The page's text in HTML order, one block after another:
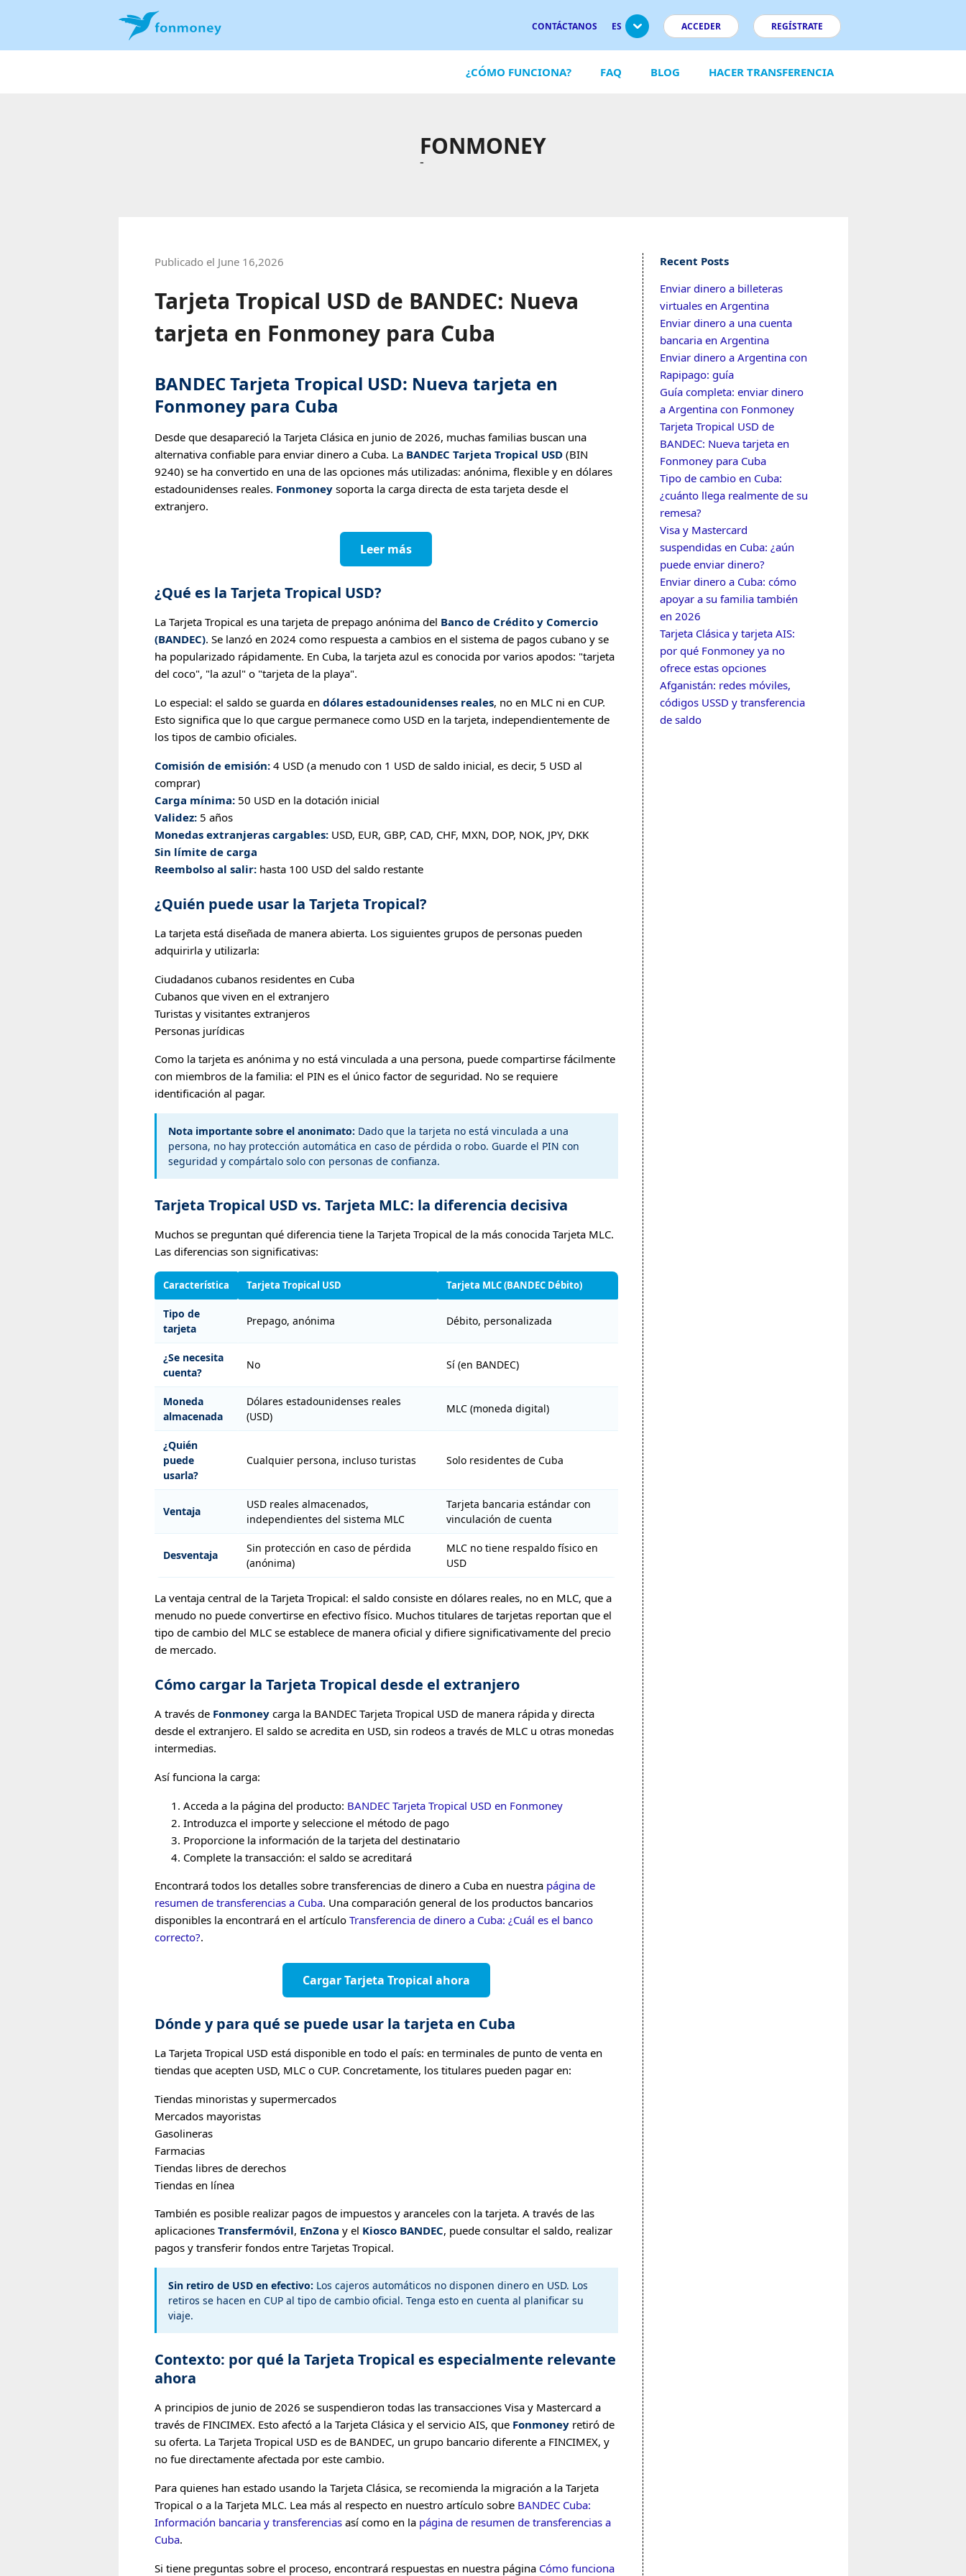
CONTÁCTANOS ES ACCEDER REGÍSTRATE
¿CÓMO FUNCIONA? FAQ BLOG HACER TRANSFERENCIA
FONMONEY
-
Publicado el June 16,2026
Tarjeta Tropical USD de BANDEC: Nueva
tarjeta en Fonmoney para Cuba
BANDEC Tarjeta Tropical USD: Nueva tarjeta en
Fonmoney para Cuba
Desde que desapareció la Tarjeta Clásica en junio de 2026, muchas familias buscan una
alternativa confiable para enviar dinero a Cuba. La BANDEC Tarjeta Tropical USD(BIN
9240) se ha convertido en una de las opciones más utilizadas: anónima, flexible y en dólares
estadounidenses reales. Fonmoneysoporta la carga directa de esta tarjeta desde el
extranjero.
Leer más
¿Qué es la Tarjeta Tropical USD?
La Tarjeta Tropical es una tarjeta de prepago anónima del Banco de Crédito y Comercio
(BANDEC). Se lanzó en 2024 como respuesta a cambios en el sistema de pagos cubano y se
ha popularizado rápidamente. En Cuba, la tarjeta azul es conocida por varios apodos: "tarjeta
del coco", "la azul" o "tarjeta de la playa".
Lo especial: el saldo se guarda en dólares estadounidenses reales, no en MLC ni en CUP.
Esto significa que lo que cargue permanece como USD en la tarjeta, independientemente de
los tipos de cambio oficiales.
Comisión de emisión:4 USD (a menudo con 1 USD de saldo inicial, es decir, 5 USD al
comprar)
Carga mínima:50 USD en la dotación inicial
Validez:5 años
Monedas extranjeras cargables:USD, EUR, GBP, CAD, CHF, MXN, DOP, NOK, JPY, DKK
Sin límite de carga
Reembolso al salir:hasta 100 USD del saldo restante
¿Quién puede usar la Tarjeta Tropical?
La tarjeta está diseñada de manera abierta. Los siguientes grupos de personas pueden
adquirirla y utilizarla:
Ciudadanos cubanos residentes en Cuba
Cubanos que viven en el extranjero
Turistas y visitantes extranjeros
Personas jurídicas
Como la tarjeta es anónima y no está vinculada a una persona, puede compartirse fácilmente
con miembros de la familia: el PIN es el único factor de seguridad. No se requiere
identificación al pagar.
Nota importante sobre el anonimato: Dado que la tarjeta no está vinculada a una
persona, no hay protección automática en caso de pérdida o robo. Guarde el PIN con
seguridad y compártalo solo con personas de confianza.
Tarjeta Tropical USD vs. Tarjeta MLC: la diferencia decisiva
Muchos se preguntan qué diferencia tiene la Tarjeta Tropical de la más conocida Tarjeta MLC.
Las diferencias son significativas:
Característica Tarjeta Tropical USD Tarjeta MLC (BANDEC Débito)
Tipo de
tarjeta
Prepago, anónima Débito, personalizada
¿Se necesita
cuenta?
No Sí (en BANDEC)
Moneda
almacenada
Dólares estadounidenses reales
(USD)
MLC (moneda digital)
¿Quién
puede
usarla?
Cualquier persona, incluso turistas Solo residentes de Cuba
Ventaja
USD reales almacenados,
independientes del sistema MLC
Tarjeta bancaria estándar con
vinculación de cuenta
Desventaja
Sin protección en caso de pérdida
(anónima)
MLC no tiene respaldo físico en
USD
La ventaja central de la Tarjeta Tropical: el saldo consiste en dólares reales, no en MLC, que a
menudo no puede convertirse en efectivo físico. Muchos titulares de tarjetas reportan que el
tipo de cambio del MLC se establece de manera oficial y difiere significativamente del precio
de mercado.
Cómo cargar la Tarjeta Tropical desde el extranjero
A través de Fonmoneycarga la BANDEC Tarjeta Tropical USD de manera rápida y directa
desde el extranjero. El saldo se acredita en USD, sin rodeos a través de MLC u otras monedas
intermedias.
Así funciona la carga:
Acceda a la página del producto: BANDEC Tarjeta Tropical USD en Fonmoney
Introduzca el importe y seleccione el método de pago
Proporcione la información de la tarjeta del destinatario
Complete la transacción: el saldo se acreditará
Encontrará todos los detalles sobre transferencias de dinero a Cuba en nuestra página de
resumen de transferencias a Cuba. Una comparación general de los productos bancarios
disponibles la encontrará en el artículo Transferencia de dinero a Cuba: ¿Cuál es el banco
correcto?.
Cargar Tarjeta Tropical ahora
Dónde y para qué se puede usar la tarjeta en Cuba
La Tarjeta Tropical USD está disponible en todo el país: en terminales de punto de venta en
tiendas que acepten USD, MLC o CUP. Concretamente, los titulares pueden pagar en:
Tiendas minoristas y supermercados
Mercados mayoristas
Gasolineras
Farmacias
Tiendas libres de derechos
Tiendas en línea
También es posible realizar pagos de impuestos y aranceles con la tarjeta. A través de las
aplicaciones Transfermóvil, EnZona y el Kiosco BANDEC, puede consultar el saldo, realizar
pagos y transferir fondos entre Tarjetas Tropical.
Sin retiro de USD en efectivo: Los cajeros automáticos no disponen dinero en USD. Los
retiros se hacen en CUP al tipo de cambio oficial. Tenga esto en cuenta al planificar su
viaje.
Contexto: por qué la Tarjeta Tropical es especialmente relevante
ahora
A principios de junio de 2026 se suspendieron todas las transacciones Visa y Mastercard a
través de FINCIMEX. Esto afectó a la Tarjeta Clásica y el servicio AIS, que Fonmoneyretiró de
su oferta. La Tarjeta Tropical USD es de BANDEC, un grupo bancario diferente a FINCIMEX, y
no fue directamente afectada por este cambio.
Para quienes han estado usando la Tarjeta Clásica, se recomienda la migración a la Tarjeta
Tropical o a la Tarjeta MLC. Lea más al respecto en nuestro artículo sobre BANDEC Cuba:
Información bancaria y transferenciasasí como en la página de resumen de transferencias a
Cuba.
Si tiene preguntas sobre el proceso, encontrará respuestas en nuestra página Cómo funciona
Recent Posts
Enviar dinero a billeteras
virtuales en Argentina
Enviar dinero a una cuenta
bancaria en Argentina
Enviar dinero a Argentina con
Rapipago: guía
Guía completa: enviar dinero
a Argentina con Fonmoney
Tarjeta Tropical USD de
BANDEC: Nueva tarjeta en
Fonmoney para Cuba
Tipo de cambio en Cuba:
¿cuánto llega realmente de su
remesa?
Visa y Mastercard
suspendidas en Cuba: ¿aún
puede enviar dinero?
Enviar dinero a Cuba: cómo
apoyar a su familia también
en 2026
Tarjeta Clásica y tarjeta AIS:
por qué Fonmoney ya no
ofrece estas opciones
Afganistán: redes móviles,
códigos USSD y transferencia
de saldo